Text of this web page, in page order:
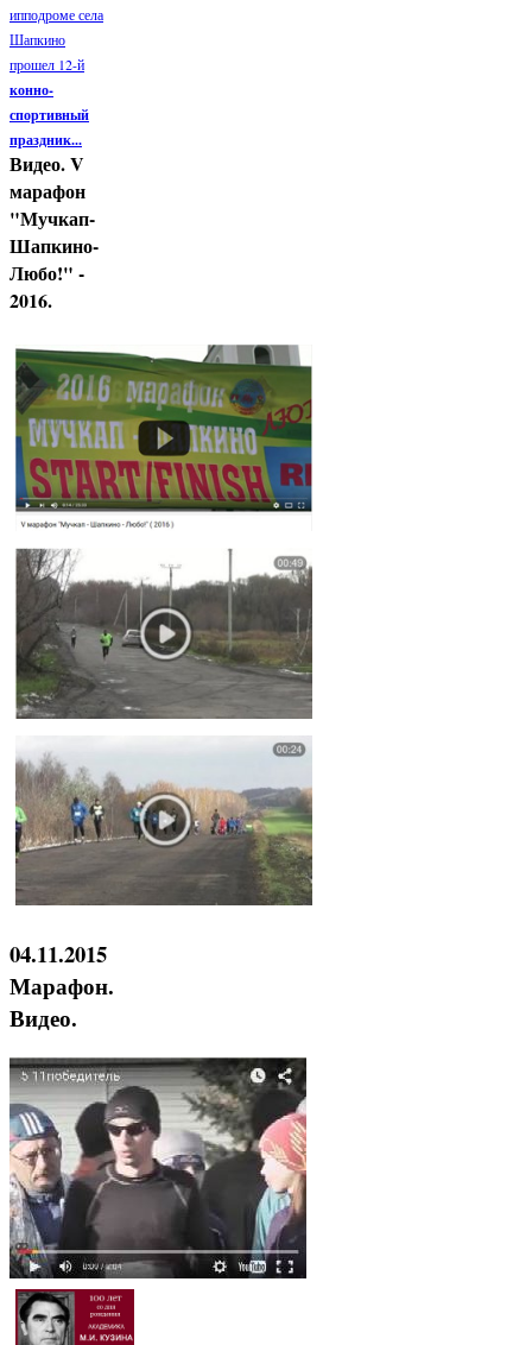
ипподроме села
Шапкино
прошел 12-й
конно-
спортивный
праздник...
Видео. V
марафон
"Мучкап-
Шапкино-
Любо!" -
2016.
04.11.2015
Марафон.
Видео.